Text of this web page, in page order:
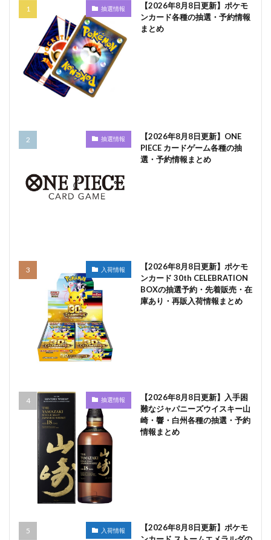
抽選情報
【2026年8月8日更新】ポケモ
ンカード各種の抽選・予約情報
まとめ
抽選情報
【2026年8月8日更新】ONE
PIECE カードゲーム各種の抽
選・予約情報まとめ
入荷情報
【2026年8月8日更新】ポケモ
ンカード 30th CELEBRATION
BOXの抽選予約・先着販売・在
庫あり・再販入荷情報まとめ
抽選情報
【2026年8月8日更新】入手困
難なジャパニーズウイスキー山
崎・響・白州各種の抽選・予約
情報まとめ
入荷情報
【2026年8月8日更新】ポケモ